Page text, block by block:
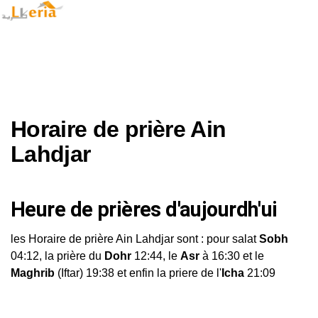
Horaire de prière Ain
Lahdjar
Heure de prières d'aujourdh'ui
les Horaire de prière Ain Lahdjar sont : pour salatSobh
04:12, la prière du Dohr 12:44, le Asr à 16:30 et le
Maghrib (Iftar) 19:38 et enfin la priere de l' Icha 21:09